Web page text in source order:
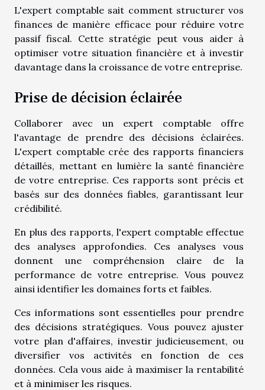
L'expert comptable sait comment structurer vos
finances de manière efficace pour réduire votre
passif fiscal. Cette stratégie peut vous aider à
optimiser votre situation financière et à investir
davantage dans la croissance de votre entreprise.
Prise de décision éclairée
Collaborer avec un expert comptable offre
l'avantage de prendre des décisions éclairées.
L'expert comptable crée des rapports financiers
détaillés, mettant en lumière la santé financière
de votre entreprise. Ces rapports sont précis et
basés sur des données fiables, garantissant leur
crédibilité.
En plus des rapports, l'expert comptable effectue
des analyses approfondies. Ces analyses vous
donnent une compréhension claire de la
performance de votre entreprise. Vous pouvez
ainsi identifier les domaines forts et faibles.
Ces informations sont essentielles pour prendre
des décisions stratégiques. Vous pouvez ajuster
votre plan d'affaires, investir judicieusement, ou
diversifier vos activités en fonction de ces
données. Cela vous aide à maximiser la rentabilité
et à minimiser les risques.